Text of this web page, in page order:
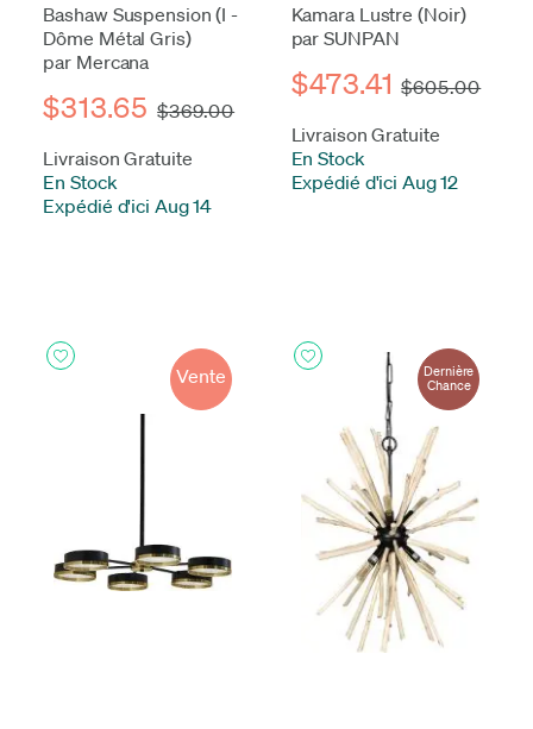
Bashaw Suspension (I -
Dôme Métal Gris)
par Mercana
$313.65 $369.00
Livraison Gratuite
En Stock
Expédié d'ici Aug 14
Kamara Lustre (Noir)
par SUNPAN
$473.41 $605.00
Livraison Gratuite
En Stock
Expédié d'ici Aug 12
Vente Dernière
Chance